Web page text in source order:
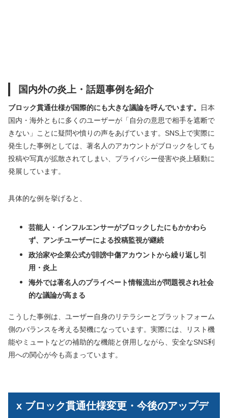
国内外の炎上・話題事例を紹介
ブロック貫通仕様が国際的にも大きな議論を呼んでいます。
日本
国内・海外ともに多くのユーザーが「自分の意思で相手を遮断で
きない」ことに疑問や憤りの声をあげています。SNS上で実際に
発生した事例としては、著名人のアカウントがブロックをしても
投稿や写真が拡散されてしまい、プライバシー侵害や炎上騒動に
発展しています。
具体的な例を挙げると、
芸能人・インフルエンサーがブロックしたにもかかわら
ず、アンチユーザーによる投稿監視が継続
政治家や企業公式が誹謗中傷アカウントから繰り返し引
用・炎上
海外では著名人のプライベート情報流出が問題視され社会
的な議論が高まる
こうした事例は、ユーザー自身のリテラシーとプラットフォーム
側のバランスを考える契機になっています。実際には、リスト機
能やミュートなどの補助的な機能と併用しながら、安全なSNS利
用への関心が今も高まっています。
x ブロック貫通仕様変更・今後のアップデ